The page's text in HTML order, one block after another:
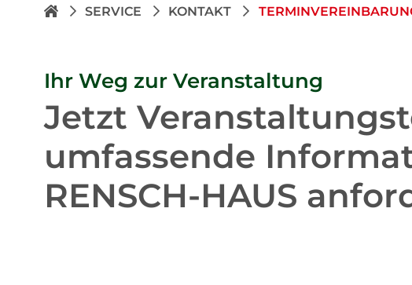
SERVICE KONTAKT
Ihr Weg zur Veranstaltung
Jetzt
umfassende
RENSCH-HAUS